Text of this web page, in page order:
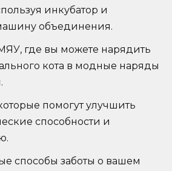
инкубатор и
объединения.
где вы можете нарядить
кота в модные наряды
помогут улучшить
способности и
способы заботы о вашем